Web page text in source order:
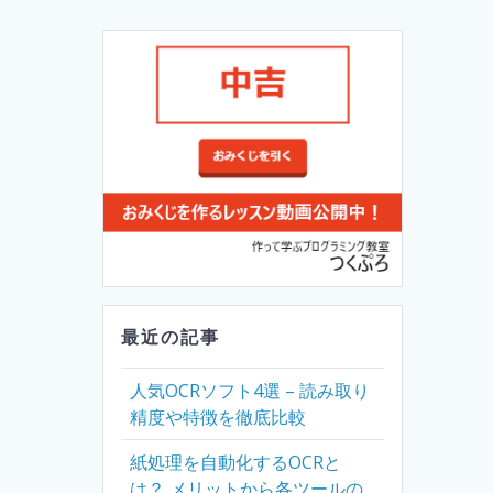
最近の記事
人気OCRソフト4選 – 読み取り
精度や特徴を徹底比較
紙処理を自動化するOCRと
は？ メリットから各ツールの